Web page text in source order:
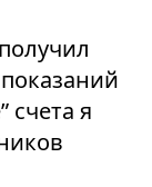
счета я